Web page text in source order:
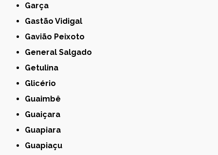
Garça
Gastão Vidigal
Gavião Peixoto
General Salgado
Getulina
Glicério
Guaimbê
Guaiçara
Guapiara
Guapiaçu